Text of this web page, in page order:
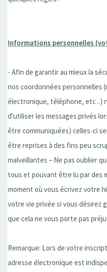
Informations personnelles
- Afin de garantir au mieux la
nos coordonnées personnelles
électronique, téléphone, etc ..)
d'utiliser les messages privés
être communiquées) celles-ci
être reprises à des fins peu
malveillantes – Ne pas oublier
tous et pouvant être lu par des
moment où vous écrivez votre
votre vie privée si vous désirez
que cela ne vous porte pas
Remarque: Lors de votre
adresse électronique est